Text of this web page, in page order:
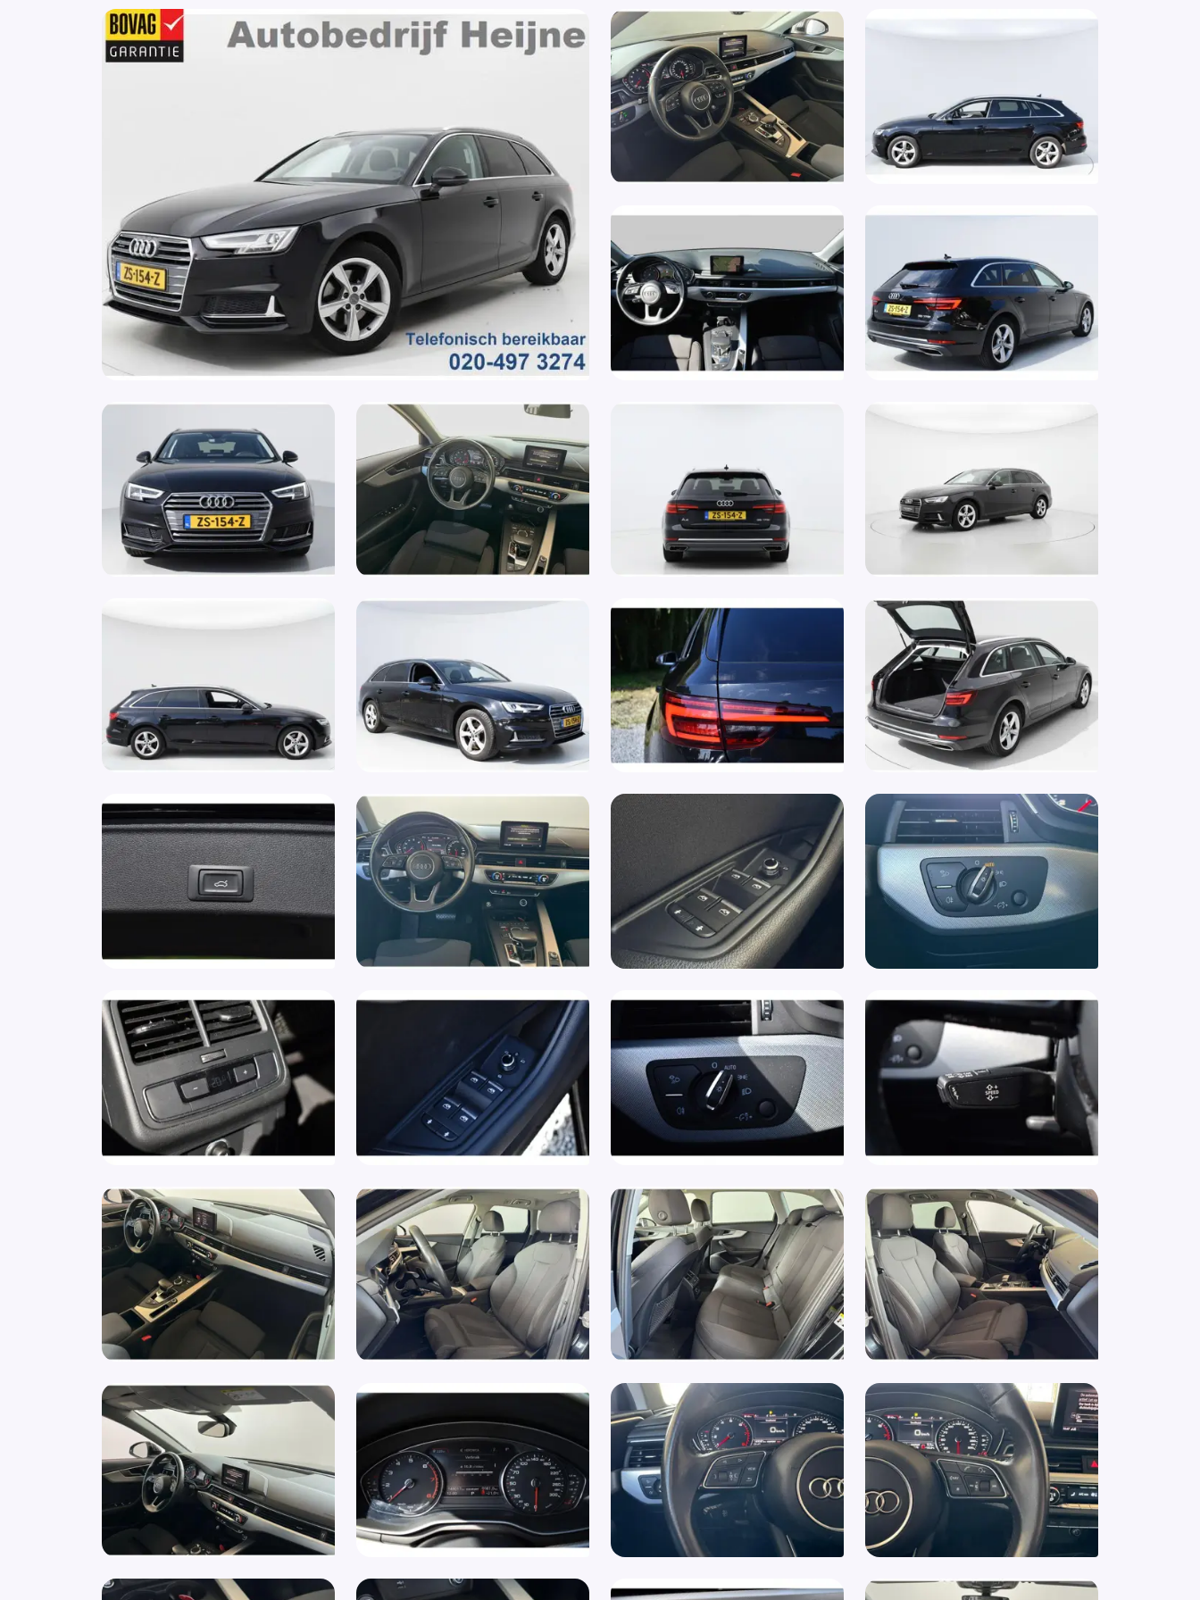
Brake Assist System
Buitenspiegels elektrisch verstel- en
verwarmbaar
Centrale deurvergrendeling met
Centrale vergrendeling met afstandsbediening
Centrale vergrendeling op afstand
Climatic Airconditioning
LED achterlichten
LED dagrijverlichting
Lederen versnellingspook
Leder Stuurwiel
LED koplampen
Lendesteun(en) verstelbaar
Lichtmetalen velgen
Lichtmetalen velgen 17"
Stuur Flippers
Stuur leder
Stuur multifunctioneel
Stuur verstelbaar
Stuurwiel multifunctioneel
Vervolgbotsing preventie
Voorstoelen in hoogte verstelbaar
Warmtewerend glas